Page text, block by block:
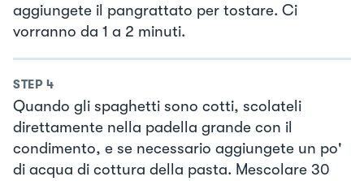
aggiungete il pangrattato per tostare. Ci
vorranno da 1 a 2 minuti.
STEP 4
Quando gli spaghetti sono cotti, scolateli
direttamente nella padella grande con il
condimento, e se necessario aggiungete un po'
di acqua di cottura della pasta. Mescolare 30